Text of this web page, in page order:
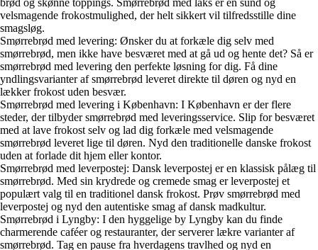
velsmagende frokostmulighed, der helt sikkert vil tilfredsstille dine
smagsløg.
Smørrebrød med levering: Ønsker du at forkæle dig selv med
smørrebrød, men ikke have besværet med at gå ud og hente det? Så er
smørrebrød med levering den perfekte løsning for dig. Få dine
yndlingsvarianter af smørrebrød leveret direkte til døren og nyd en
lækker frokost uden besvær.
Smørrebrød med levering i København: I København er der flere
steder, der tilbyder smørrebrød med leveringsservice. Slip for besværet
med at lave frokost selv og lad dig forkæle med velsmagende
smørrebrød leveret lige til døren. Nyd den traditionelle danske frokost
uden at forlade dit hjem eller kontor.
Smørrebrød med leverpostej: Dansk leverpostej er en klassisk pålæg til
smørrebrød. Med sin krydrede og cremede smag er leverpostej et
populært valg til en traditionel dansk frokost. Prøv smørrebrød med
leverpostej og nyd den autentiske smag af dansk madkultur.
Smørrebrød i Lyngby: I den hyggelige by Lyngby kan du finde
charmerende caféer og restauranter, der serverer lækre varianter af
smørrebrød. Tag en pause fra hverdagens travlhed og nyd en